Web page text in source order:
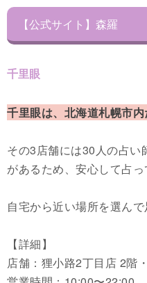
【公式サイト】森羅
千里眼
千里眼は、北海道札幌市内
その3店舗には30人の占い
があるため、安心して占っ
自宅から近い場所を選ん
【詳細】
店舗：狸小路2丁目店 2階